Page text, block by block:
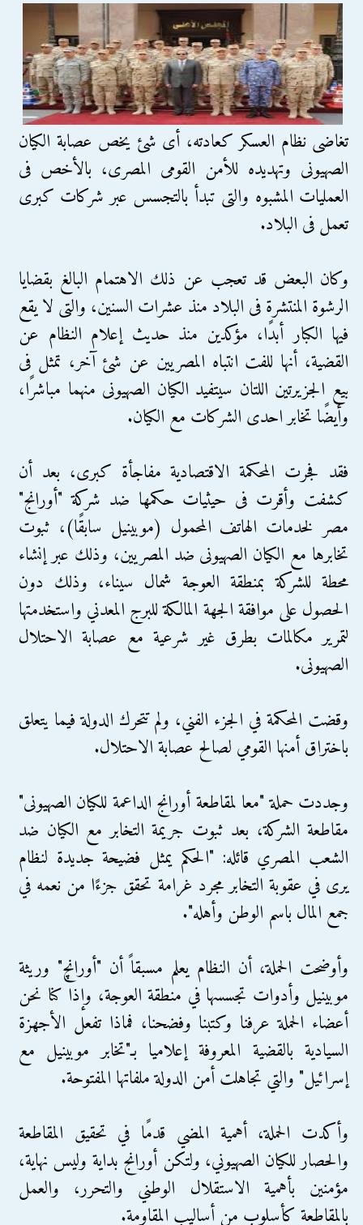
تغاضى نظام العسكر كعادته، أى شئ يخص عصابة الكيان
الصهيونى وتهديده للأمن القومى المصرى، بالأخص فى
العمليات المشبوه والتى تبدأ بالتجسس عبر شركات كبرى
تعمل فى البلاد.
وكان البعض قد تعجب عن ذلك الاهتمام البالغ بقضايا
الرشوة المنتشرة فى البلاد منذ عشرات السنين، والتى لا يقع
فيها الكبار أبدًا، مؤكدين منذ حديث إعلام النظام عن
القضية، أنها للفت انتباه المصريين عن شئ آخر، تمثل فى
بيع الجزيرتين اللتان سيتفيد الكيان الصهيونى منهما مباشرًا،
وأيضًا تخابر احدى الشركات مع الكيان.
فقد فجرت المحكمة الاقتصادية مفاجأة كبرى، بعد أن
كشفت وأقرت فى حيثيات حكمها ضد شركة "أورانج"
مصر لخدمات الهاتف المحمول (موبينيل سابقًا)، ثبوت
تخابرها مع الكيان الصهيونى ضد المصريين، وذلك عبر إنشاء
محطة للشركة بمنطقة العوجة شمال سيناء، وذلك دون
الحصول على موافقة الجهة المالكة للبرج المعدني واستخدمتها
لتمرير مكالمات بطرق غير شرعية مع عصابة الاحتلال
الصهيونى.
وقضت المحكمة في الجزء الفني، ولم تتحرك الدولة فيما يتعلق
باختراق أمنها القومي لصالح عصابة الاحتلال.
وجددت حملة "معا لمقاطعة أورانج الداعمة للكيان الصهيونى"
مقاطعة الشركة، بعد ثبوت جريمة التخابر مع الكيان ضد
الشعب المصري قائله: "الحكم يمثل فضيحة جديدة لنظام
يرى في عقوبة التخابر مجرد غرامة تحقق جزءًا من نعمه في
جمع المال باسم الوطن وأهله".
وأوضحت الحملة، أن النظام يعلم مسبقاً أن "أورانچ" وريثة
موبينيل وأدوات تجسسها في منطقة العوجة، وإذا كنا نحن
أعضاء الحملة عرفنا وكتبنا وفضحنا، فماذا تفعل الأجهزة
السيادية بالقضية المعروفة إعلاميا بـ"تخابر موبينيل مع
إسرائيل" والتي تجاهلت أمن الدولة ملفاتها المفتوحة.
وأكدت الحملة، أهمية المضي قدمًا في تحقيق المقاطعة
والحصار للكيان الصهيوني، ولتكن أورانج بداية وليس نهاية،
مؤمنين بأهمية الاستقلال الوطني والتحرر، والعمل
بالمقاطعة كأسلوب من أساليب المقاومة.